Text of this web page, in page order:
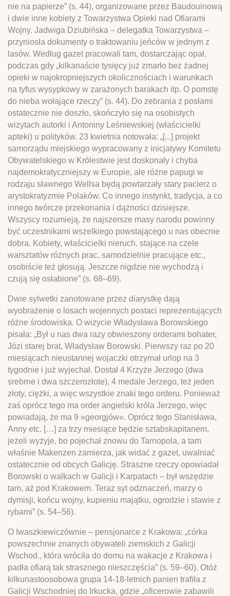
nie na papierze” (s. 44), organizowane przez Baudouinową
i dwie inne kobiety z Towarzystwa Opieki nad Ofiarami
Wojny. Jadwiga Dziubińska – delegatka Towarzystwa –
przyniosła dokumenty o traktowaniu jeńców w jednym z
lasów. Według gazet pracowali tam, dostarczając opał,
podczas gdy „kilkanaście tysięcy już zmarło bez żadnej
opieki w najokropniejszych okolicznościach i warunkach
na tyfus wysypkowy w zarażonych barakach itp. O pomstę
do nieba wołające rzeczy” (s. 44). Do zebrania z posłami
ostatecznie nie doszło, skończyło się na osobistych
wizytach autorki i Antoniny Leśniewskiej (właścicielki
apteki) u polityków. 23 kwietnia notowała: „[...] projekt
samorządu miejskiego wypracowany z inicjatywy Komitetu
Obywatelskiego w Królestwie jest doskonały i chyba
najdemokratyczniejszy w Europie, ale różne papugi w
rodzaju sławnego Wellsa będą powtarzały stary pacierz o
arystokratyzmie Polaków. Co innego instynkt, tradycja, a co
innego twórcze przekonania i dążności dzisiejsze.
Wszyscy rozumieją, że najszersze masy narodu powinny
być uczestnikami wszelkiego powstającego u nas obecnie
dobra. Kobiety, właścicielki nieruch. stające na czele
warsztatów różnych prac, samodzielnie pracujące etc.,
osobiście też głosują. Jeszcze nigdzie nie wychodzą i
czują się osłabione” (s. 68–69).
Dwie sylwetki zanotowane przez diarystkę dają
wyobrażenie o losach wojennych postaci reprezentujących
różne środowiska. O wizycie Władysława Borowskiego
pisała: „Był u nas dwa razy obwieszony orderami bohater,
Józi starej brat, Władysław Borowski. Pierwszy raz po 20
miesiącach nieustannej wojaczki otrzymał urlop na 3
tygodnie i już wyjechał. Dostał 4 Krzyże Jerzego (dwa
srebrne i dwa szczerozłote), 4 medale Jerzego, też jeden
złoty, ciężki, a więc wszystkie znaki tego orderu. Ponieważ
zaś oprócz tego ma order angielski króla Jerzego, więc
powiadają, że ma 9 »georgjów«. Oprócz tego Stanisława,
Anny etc. […] za trzy miesiące będzie sztabskapitanem,
jeżeli wyżyje, bo pojechał znowu do Tarnopola, a tam
właśnie Makenzen zamierza, jak widać z gazet, uwalniać
ostatecznie od obcych Galicję. Straszne rzeczy opowiadał
Borowski o walkach w Galicji i Karpatach – był wszędzie
tam, aż pod Krakowem. Teraz syt odznaczeń, marzy o
dymisji, końcu wojny, kupieniu majątku, ogrodzie i stawie z
rybami” (s. 54–56).
O Iwaszkiewiczównie – pensjonarce z Krakowa: „córka
powszechnie znanych obywateli ziemskich z Galicji
Wschod., która wróciła do domu na wakacje z Krakowa i
padła ofiarą tak strasznego nieszczęścia” (s. 59–60). Otóż
kilkunastoosobowa grupa 14-18-letnich panien trafiła z
Galicji Wschodniej do Irkucka, gdzie „oficerowie zabawili